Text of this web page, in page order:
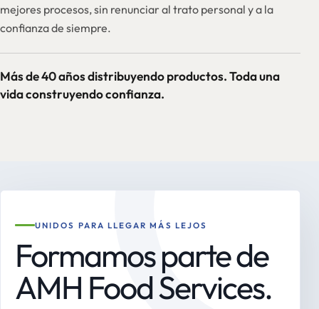
mejores procesos, sin renunciar al trato personal y a la
confianza de siempre.
Más de 40 años distribuyendo productos. Toda una
vida construyendo confianza.
UNIDOS PARA LLEGAR MÁS LEJOS
Formamos parte de
AMH Food Services.